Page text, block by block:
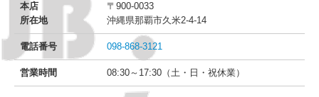
本店
所在地
〒900-0033
沖縄県那覇市久米2-4-14
電話番号 098-868-3121
営業時間 08:30～17:30（土・日・祝休業）